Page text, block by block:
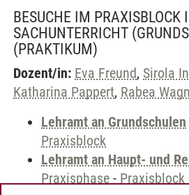
BESUCHE IM PRAXISBLOCK
SACHUNTERRICHT
(PRAKTIKUM)
Dozent/in: Eva Freund, Sirola
Katharina Pappert, Rabea
Lehramt an Grundschulen
Praxisblock
Lehramt an Haupt- und
Praxisphase - Praxisblock